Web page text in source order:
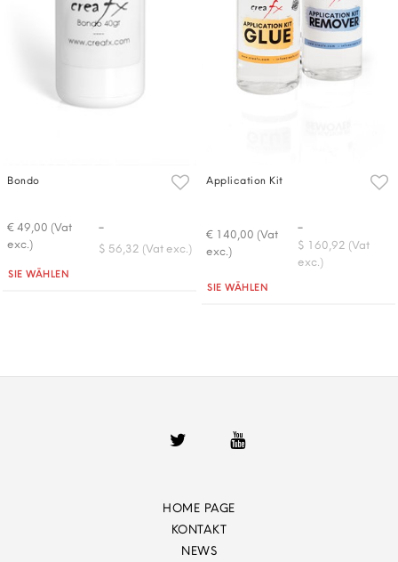
Bondo
€ 49,00 (Vat
exc.)
-
$ 56,32 (Vat exc.)
Quantità
SIE WÄHLEN
Application Kit
€ 140,00 (Vat
exc.)
-
$ 160,92 (Vat
exc.)
Quantità
SIE WÄHLEN
HOME PAGE
KONTAKT
NEWS